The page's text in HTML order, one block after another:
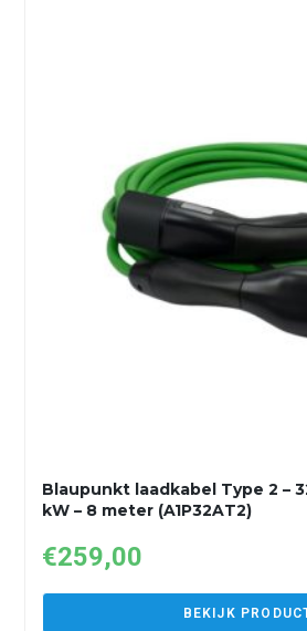
Blaupunkt laadkabel Type 2 –
kW – 8 meter (A1P32AT2)
€259,00
BEKIJK